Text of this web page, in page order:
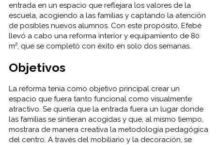
entrada en un espacio que reflejara los valores de la
escuela, acogiendo a las familias y captando la atención
de posibles nuevos alumnos. Con este propósito, Efebé
llevó a cabo una reforma interior y equipamiento de 80
m², que se completó con éxito en solo dos semanas.
Objetivos
La reforma tenía como objetivo principal crear un
espacio que fuera tanto funcional como visualmente
atractivo. Se quería que la entrada fuera un lugar donde
las familias se sintieran acogidas y que, al mismo tiempo,
mostrara de manera creativa la metodología pedagógica
del centro. A través del mobiliario y la decoración, se